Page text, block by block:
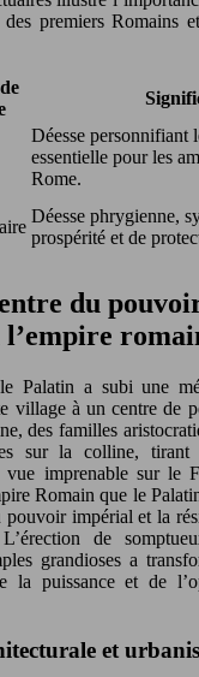
premiers Romains
Déesse personnifiant
essentielle pour les
Rome.
Déesse phrygienne,
prospérité et de
du
Palatin a subi une
village à un centre de
des familles
sur la colline,
vue imprenable sur le
Romain que le
impérial et la
de
grandioses a
la puissance et de
et